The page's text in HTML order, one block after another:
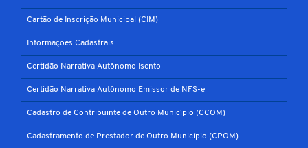
Cartão de Inscrição Municipal (CIM)
Informações Cadastrais
Certidão Narrativa Autônomo Isento
Certidão Narrativa Autônomo Emissor de NFS-e
Cadastro de Contribuinte de Outro Município (CCOM)
Cadastramento de Prestador de Outro Município (CPOM)